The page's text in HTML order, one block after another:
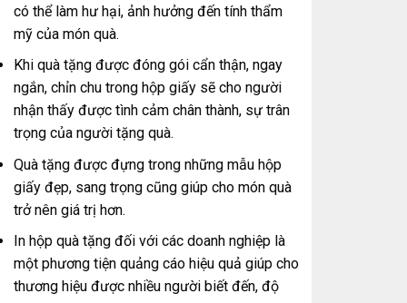
có thể làm hư hại, ảnh hưởng đến tính thẩm
mỹ của món quà.
Khi quà tặng được đóng gói cẩn thận, ngay
ngắn, chỉn chu trong hộp giấy sẽ cho người
nhận thấy được tình cảm chân thành, sự trân
trọng của người tặng quà.
Quà tặng được đựng trong những mẫu hộp
giấy đẹp, sang trọng cũng giúp cho món quà
trở nên giá trị hơn.
In hộp quà tặng đối với các doanh nghiệp là
một phương tiện quảng cáo hiệu quả giúp cho
thương hiệu được nhiều người biết đến, độ